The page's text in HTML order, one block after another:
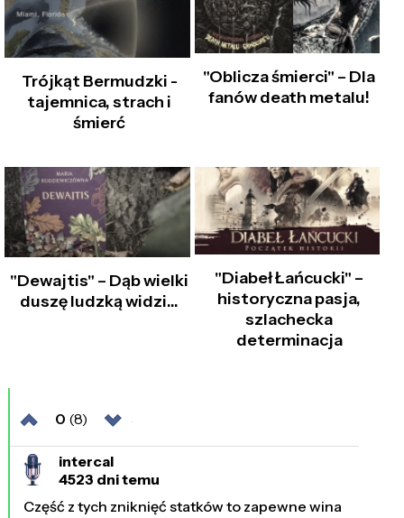
Trójkąt Bermudzki -
tajemnica, strach i
śmierć
"Oblicza śmierci" – Dla
fanów death metalu!
"Dewajtis" – Dąb wielki
duszę ludzką widzi...
"Diabeł Łańcucki" –
historyczna pasja,
szlachecka
determinacja
0 (8)
intercal
4523 dni temu
Część z tych zniknięć statków to zapewne wina